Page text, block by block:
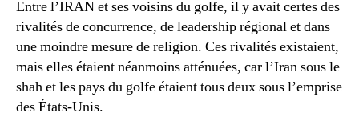
Entre l’IRAN et ses voisins du golfe, il y avait certes des
rivalités de concurrence, de leadership régional et dans
une moindre mesure de religion. Ces rivalités existaient,
mais elles étaient néanmoins atténuées, car l’Iran sous le
shah et les pays du golfe étaient tous deux sous l’emprise
des États-Unis.